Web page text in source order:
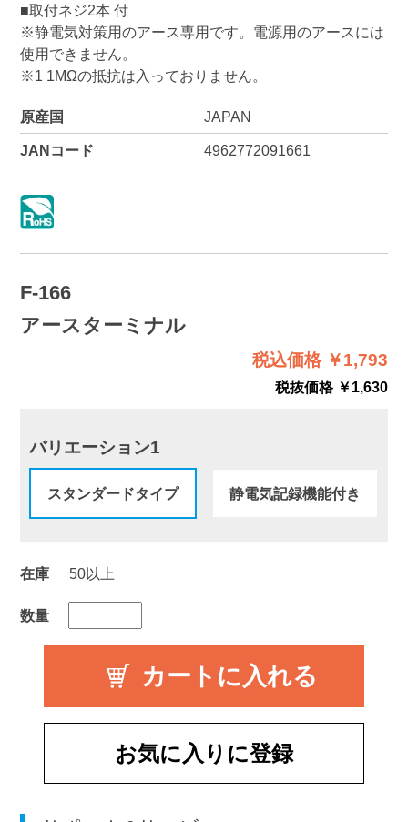
■取付ネジ2本 付
※静電気対策用のアース専用です。電源用のアースには
使用できません。
※1 1MΩの抵抗は入っておりません。
原産国 JAPAN
JANコード 4962772091661
F-166
アースターミナル
税込価格 ￥1,793
税抜価格 ￥1,630
バリエーション1
スタンダードタイプ 静電気記録機能付き
在庫 50以上
数量
お気に入りに登録